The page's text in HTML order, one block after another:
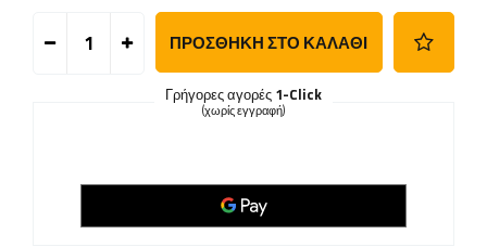
ΠΡΟΣΘΉΚΗ ΣΤΟ ΚΑΛΆΘΙ
Γρήγορες αγορές 1-Click
(χωρίς εγγραφή)